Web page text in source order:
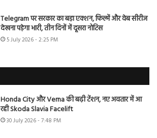
Telegram पर सरकार का बड़ा एक्शन, फिल्में और वेब सीरीज
देखना पड़ेगा भारी, तीन दिनों में दूसरा नोटिस
5 July 2026 - 2:25 PM
Honda City और Verna की बढ़ी टेंशन, नए अवतार में आ
रही Skoda Slavia Facelift
30 July 2026 - 7:48 PM